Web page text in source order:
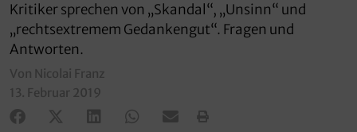
Kritiker sprechen von „Skandal“, „Unsinn“ und
„rechtsextremem Gedankengut“. Fragen und
Antworten.
Von Nicolai Franz
13. Februar 2019